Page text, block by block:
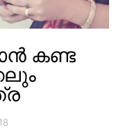
കണ്ട